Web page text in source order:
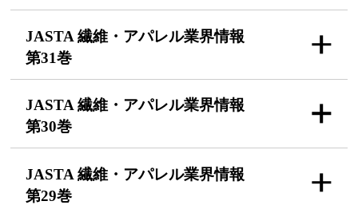
JASTA 繊維・アパレル業界情報
第31巻
JASTA 繊維・アパレル業界情報
第30巻
JASTA 繊維・アパレル業界情報
第29巻